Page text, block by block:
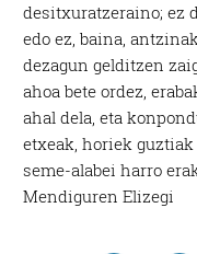
desitxuratzeraino; ez
edo ez, baina,
dezagun gelditzen
ahoa bete ordez,
ahal dela, eta
etxeak, horiek
seme-alabei harro
Mendiguren Elizegi